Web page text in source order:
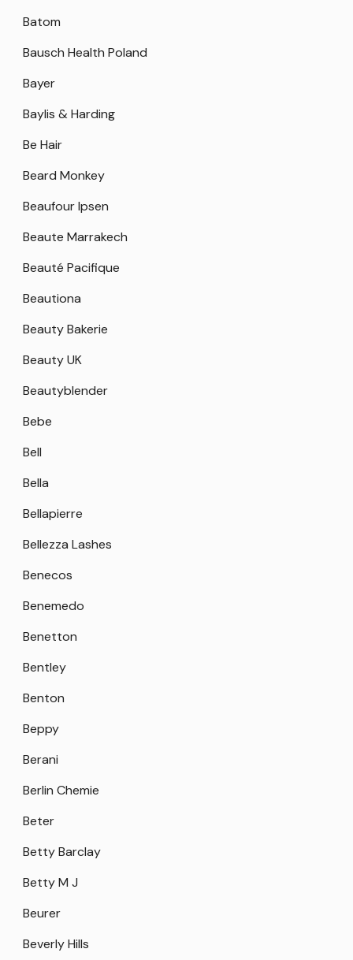
Batom
Bausch Health Poland
Bayer
Baylis & Harding
Be Hair
Beard Monkey
Beaufour Ipsen
Beaute Marrakech
Beauté Pacifique
Beautiona
Beauty Bakerie
Beauty UK
Beautyblender
Bebe
Bell
Bella
Bellapierre
Bellezza Lashes
Benecos
Benemedo
Benetton
Bentley
Benton
Beppy
Berani
Berlin Chemie
Beter
Betty Barclay
Betty M J
Beurer
Beverly Hills